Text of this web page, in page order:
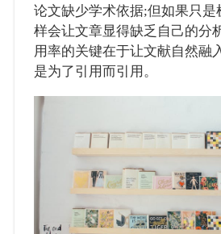
论文缺少学术依据;但如果只是
样会让文章显得缺乏自己的分
用率的关键在于让文献自然融
是为了引用而引用。